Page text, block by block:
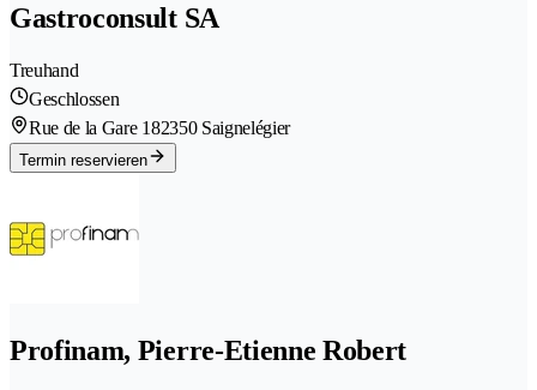
Gastroconsult SA
Treuhand
Geschlossen
Rue de la Gare 182350 Saignelégier
Termin reservieren
Profinam, Pierre-Etienne Robert